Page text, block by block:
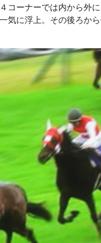
コーナーでは内から外
気に浮上。その後ろか